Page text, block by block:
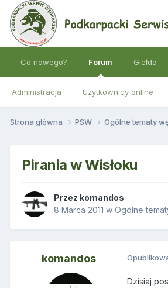
Co nowego? Forum
Administracja Użytkownicy online
Giełda
Strona główna PSW Ogólne tematy
Pirania w Wisłoku
Przez komandos
8 Marca 2011 w Ogólne
komandos
Dzisiaj